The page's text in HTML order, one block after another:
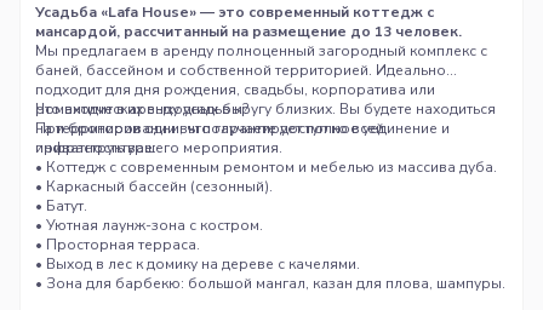
Усадьба «Lafa House» — это современный коттедж с
мансардой, рассчитанный на размещение до 13 человек.
Мы предлагаем в аренду полноценный загородный комплекс с
баней, бассейном и собственной территорией. Идеально
подходит для дня рождения, свадьбы, корпоратива или
романтических выходных в кругу близких. Вы будете находиться
на территории одни, что гарантирует полное уединение и
приватность вашего мероприятия.
Что входит в аренду усадьбы?
При бронировании вы получаете доступ ко всей
инфраструктуре:
• Коттедж с современным ремонтом и мебелью из массива дуба.
• Каркасный бассейн (сезонный).
• Батут.
• Уютная лаунж-зона с костром.
• Просторная терраса.
• Выход в лес к домику на дереве с качелями.
• Зона для барбекю: большой мангал, казан для плова, шампуры.